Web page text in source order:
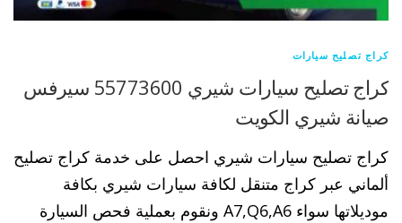
كراج تصليح سيارات
كراج تصليح سيارات شيري 55773600 سيرفس
صيانة شيري الكويت
كراج تصليح سيارات شيري احصل على خدمة كراج تصليح
ألماني عبر كراج متنقل لكافة سيارات شيري بكافة
موديلاتها سواء A7,Q6,A6 ونقوم بعملية فحص السيارة